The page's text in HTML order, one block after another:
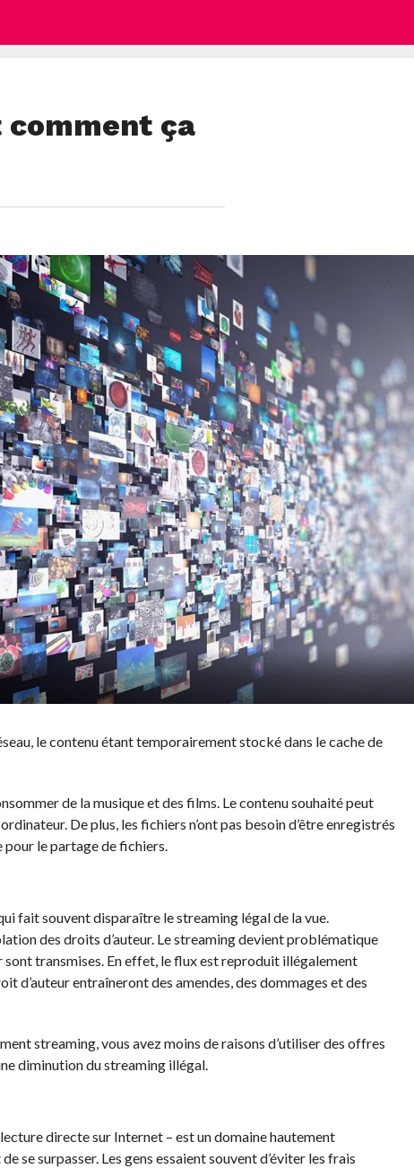
comment ça
le contenu étant temporairement stocké dans le cache de
de la musique et des films. Le contenu souhaité peut
De plus, les fichiers n’ont pas besoin d’être enregistrés
pour le partage de fichiers.
fait souvent disparaître le streaming légal de la vue.
des droits d’auteur. Le streaming devient problématique
transmises. En effet, le flux est reproduit illégalement
d’auteur entraîneront des amendes, des dommages et des
streaming, vous avez moins de raisons d’utiliser des offres
diminution du streaming illégal.
directe sur Internet – est un domaine hautement
se surpasser. Les gens essaient souvent d’éviter les frais